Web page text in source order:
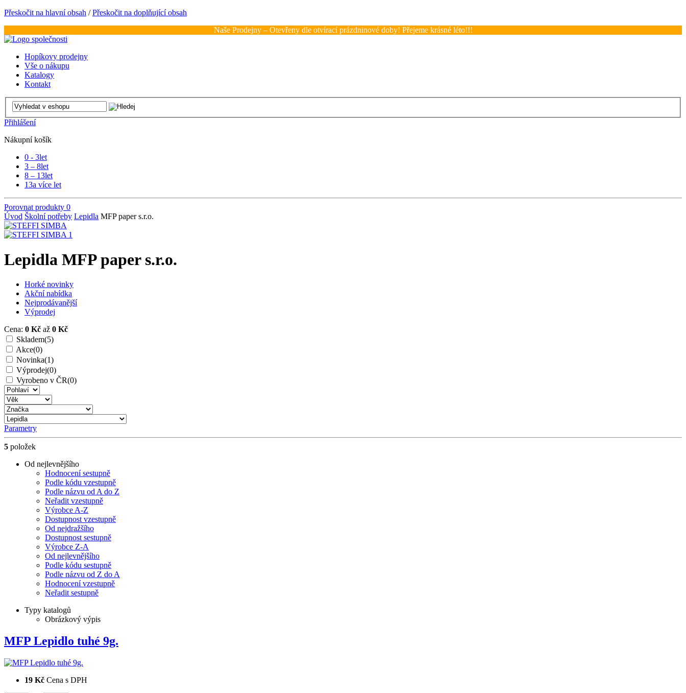
Přeskočit na hlavní obsah /Přeskočit na doplňující obsah
Naše Prodejny – Otevřeny dle otvírací prázdninové doby! Přejeme krásné léto!!!
Hopíkovy prodejny
Vše o nákupu
Katalogy
Kontakt
Přihlášení
Nákupní košík
0 - 3let
3 – 8let
8 – 13let
13a více let
Porovnat produkty 0
Úvod Školní potřeby Lepidla MFP paper s.r.o.
Lepidla MFP paper s.r.o.
Horké novinky
Akční nabídka
Nejprodávanější
Výprodej
Cena: 0 Kč až 0 Kč
Skladem(5)
Akce(0)
Novinka(1)
Výprodej(0)
Vyrobeno v ČR(0)
Parametry
5 položek
Od nejlevnějšího
Hodnocení sestupně
Podle kódu vzestupně
Podle názvu od A do Z
Neřadit vzestupně
Výrobce A-Z
Dostupnost vzestupně
Od nejdražšího
Dostupnost sestupně
Výrobce Z-A
Od nejlevnějšího
Podle kódu sestupně
Podle názvu od Z do A
Hodnocení vzestupně
Neřadit sestupně
Typy katalogů
Obrázkový výpis
MFP Lepidlo tuhé 9g.
19 Kč Cena s DPH